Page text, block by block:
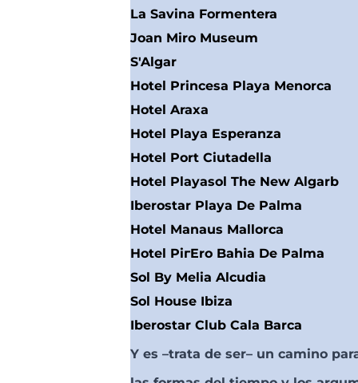
La Savina Formentera
Joan Miro Museum
S'Algar
Hotel Princesa Playa Menorca
Hotel Araxa
Hotel Playa Esperanza
Hotel Port Ciutadella
Hotel Playasol The New Algarb
Iberostar Playa De Palma
Hotel Manaus Mallorca
Hotel PiгEro Bahia De Palma
Sol By Melia Alcudia
Sol House Ibiza
Iberostar Club Cala Barca
Y es –trata de ser– un camino